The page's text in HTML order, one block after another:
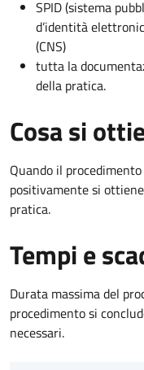
SPID (sistema
d’identità
(CNS)
tutta la
della pratica.
Cosa si
Quando il
positivamente si
pratica.
Tempi e
Durata massima del
procedimento si
necessari.